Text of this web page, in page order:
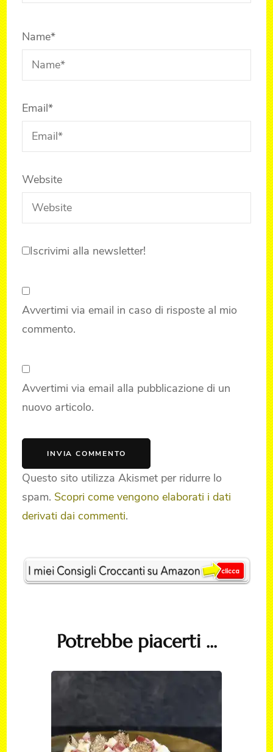
Name*
Email*
Website
Iscrivimi alla newsletter!
Avvertimi via email in caso di risposte al mio
commento.
Avvertimi via email alla pubblicazione di un
nuovo articolo.
Questo sito utilizza Akismet per ridurre lo
spam. Scopri come vengono elaborati i dati
derivati dai commenti.
Navigation
Potrebbe piacerti ...